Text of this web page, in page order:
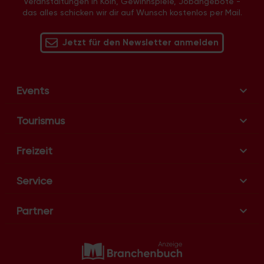
das alles schicken wir dir auf Wunsch kostenlos per Mail.
Jetzt für den Newsletter anmelden
Events
Tourismus
Freizeit
Service
Partner